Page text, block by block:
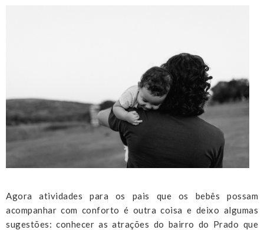
Agora atividades para os pais que os bebês possam
acompanhar com conforto é outra coisa e deixo algumas
sugestões: conhecer as atrações do bairro do Prado que